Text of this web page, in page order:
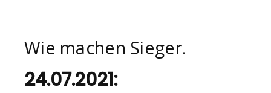
Wie machen Sieger.
24.07.2021: